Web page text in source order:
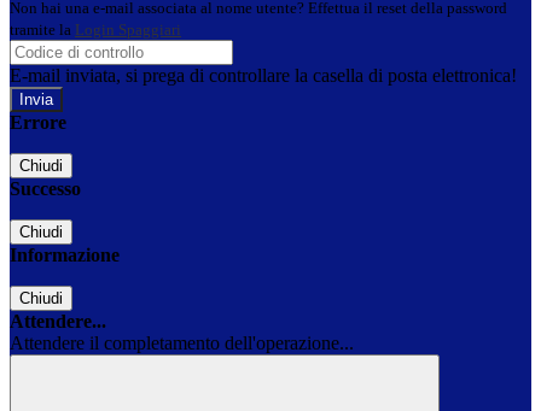
Non hai una e-mail associata al nome utente? Effettua il reset della password
tramite la Login Spaggiari
E-mail inviata, si prega di controllare la casella di posta elettronica!
Errore
Chiudi
Successo
Chiudi
Informazione
Chiudi
Attendere...
Attendere il completamento dell'operazione...